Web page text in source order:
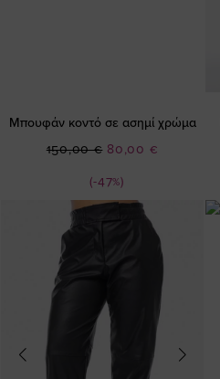
Μπουφάν κοντό σε ασημί χρώμα
(-47%)
Ειδική
80,00 €
150,00 €